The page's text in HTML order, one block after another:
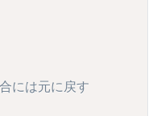
には元に戻す